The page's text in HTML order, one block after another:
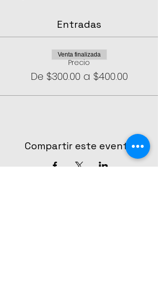
Entradas
Precio
De $300.00 a $400.00
Venta finalizada
Compartir este evento